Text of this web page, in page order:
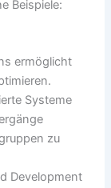
Beispiele:
ermöglicht
Systeme
zu
Development